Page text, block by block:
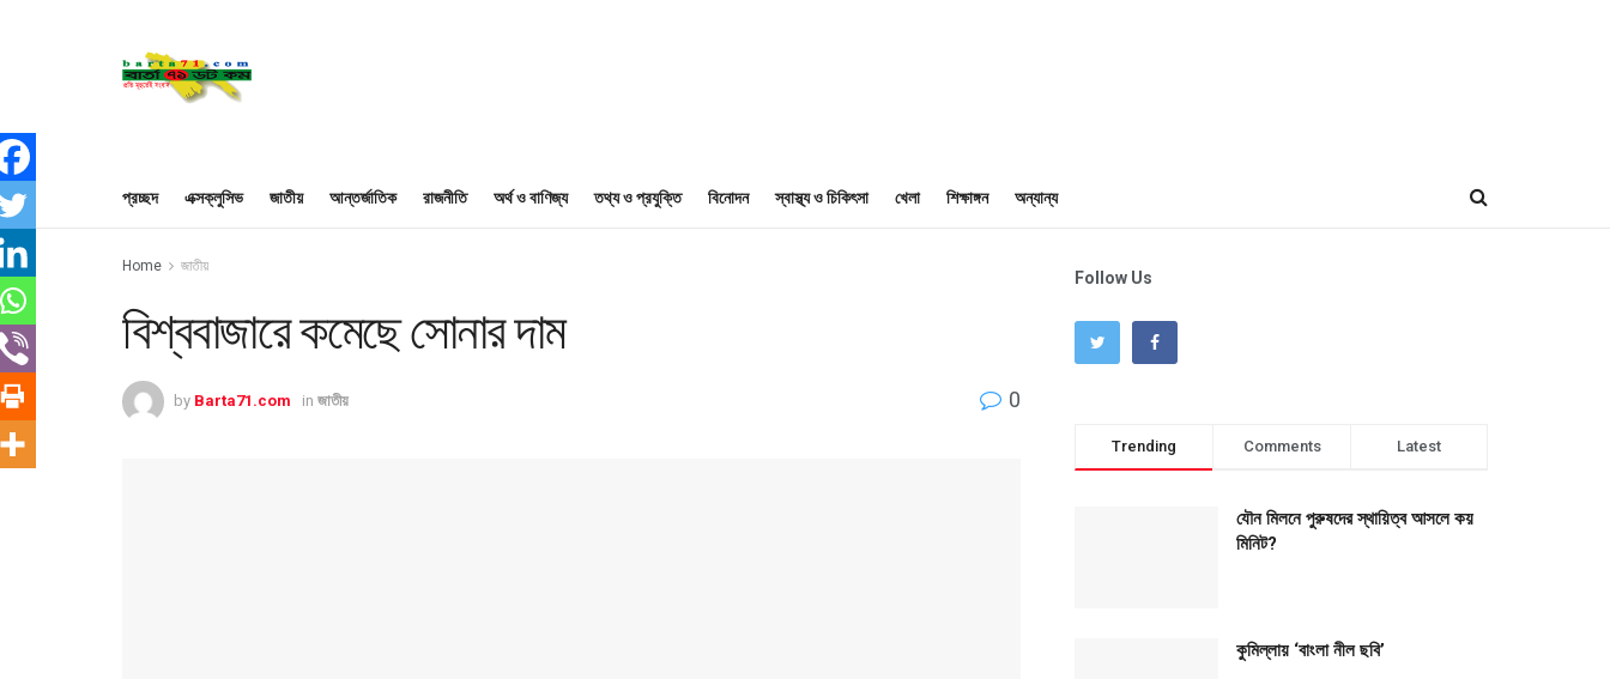
প্রচ্ছদ এক্সক্লুসিভ জাতীয় আন্তর্জাতিক রাজনীতি অর্থ ও বাণিজ্য তথ্য ও প্রযুক্তি বিনোদন স্বাস্থ্য ও চিকিৎসা খেলা শিক্ষাঙ্গন অন্যান্য
Home জাতীয়
বিশ্ববাজারে কমেছে সোনার দাম
by Barta71.com in জাতীয় 0
Follow Us
Trending Comments Latest
যৌন মিলনে পুরুষদের স্থায়িত্ব আসলে কয়
মিনিট?
কুমিল্লায় ‘বাংলা নীল ছবি’